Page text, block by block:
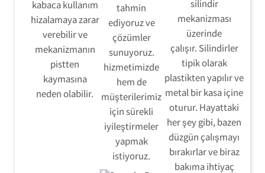
kabaca kullanım
hizalamaya zarar
verebilir ve
mekanizmanın
pistten
kaymasına
neden olabilir.
tahmin
ediyoruz ve
çözümler
sunuyoruz.
hizmetimizde
hem de
müşterilerimiz
için sürekli
iyileştirmeler
yapmak
istiyoruz.
silindir
mekanizması
üzerinde
çalışır. Silindirler
tipik olarak
plastikten yapılır ve
metal bir kasa içine
oturur. Hayattaki
her şey gibi, bazen
düzgün çalışmayı
bırakırlar ve biraz
bakıma ihtiyaç